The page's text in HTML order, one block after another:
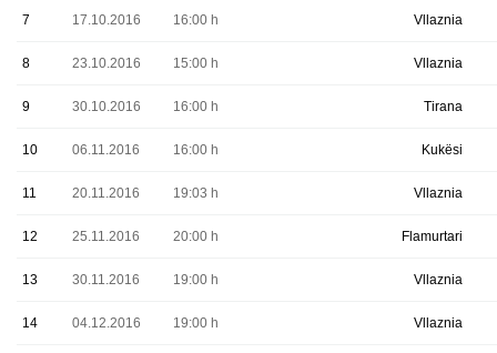
7 17.10.2016 16:00 h Vllaznia
8 23.10.2016 15:00 h Vllaznia
9 30.10.2016 16:00 h Tirana
10 06.11.2016 16:00 h Kukësi
11 20.11.2016 19:03 h Vllaznia
12 25.11.2016 20:00 h Flamurtari
13 30.11.2016 19:00 h Vllaznia
14 04.12.2016 19:00 h Vllaznia